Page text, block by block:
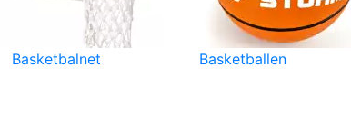
Basketbalnet Basketballen